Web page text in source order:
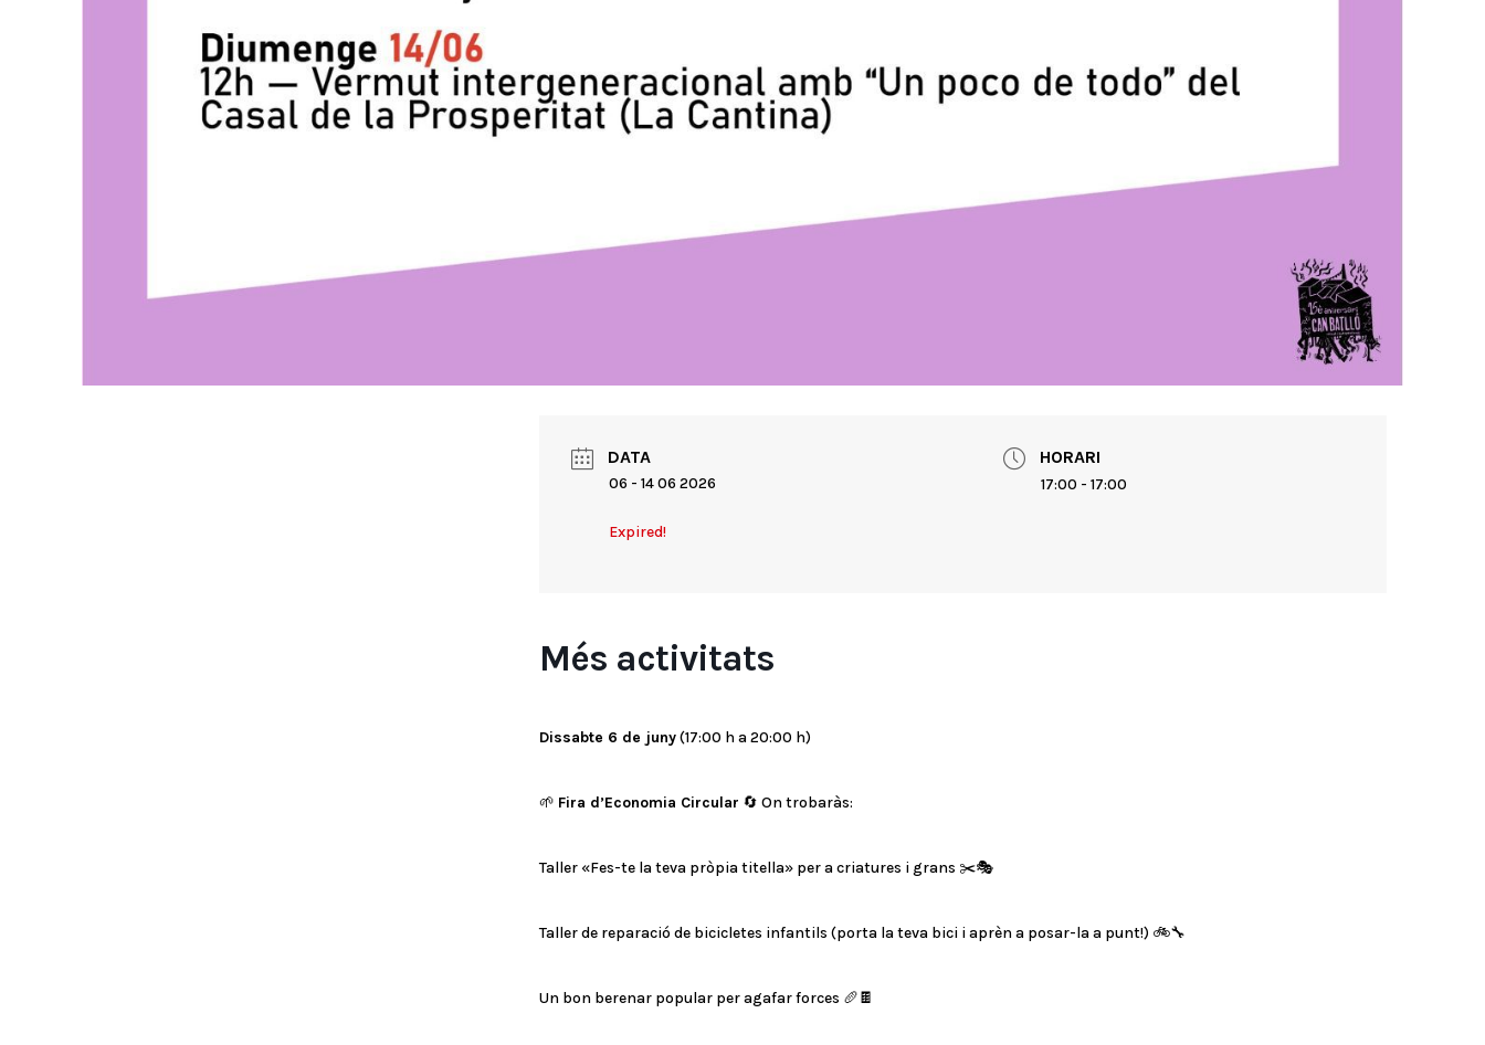
DATA
06 - 14 06 2026
Expired!
HORARI
17:00 - 17:00
Més activitats
Dissabte 6 de juny(17:00 h a 20:00 h)
🌱 Fira d’Economia Circular 🔄 On trobaràs:
Taller «Fes-te la teva pròpia titella» per a criatures i grans ✂️🎭
Taller de reparació de bicicletes infantils (porta la teva bici i aprèn a posar-la a punt!) 🚲🔧
Un bon berenar popular per agafar forces 🥖🍫